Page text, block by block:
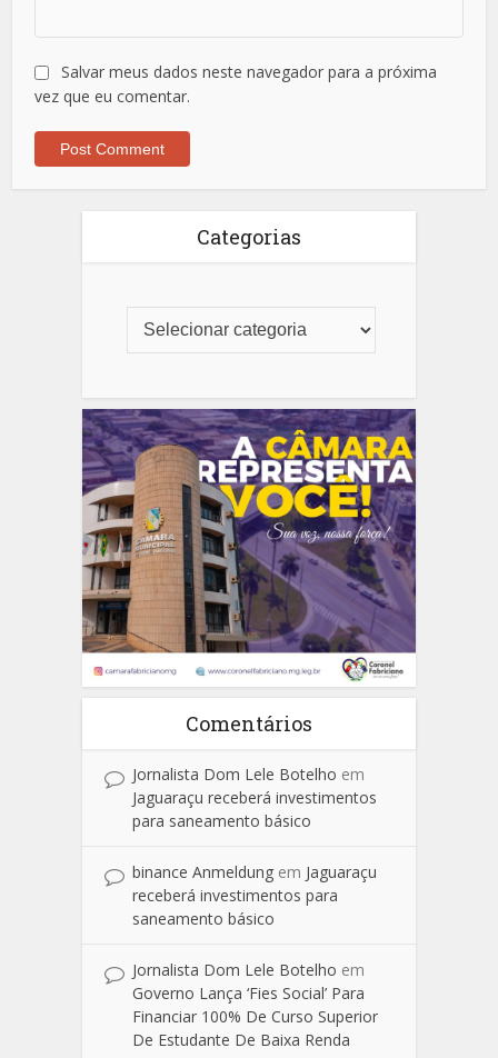
Salvar meus dados neste navegador para a próxima
vez que eu comentar.
Categorias
Comentários
Jornalista Dom Lele Botelho em
Jaguaraçu receberá investimentos
para saneamento básico
binance Anmeldung em Jaguaraçu
receberá investimentos para
saneamento básico
Jornalista Dom Lele Botelho em
Governo Lança ‘Fies Social’ Para
Financiar 100% De Curso Superior
De Estudante De Baixa Renda